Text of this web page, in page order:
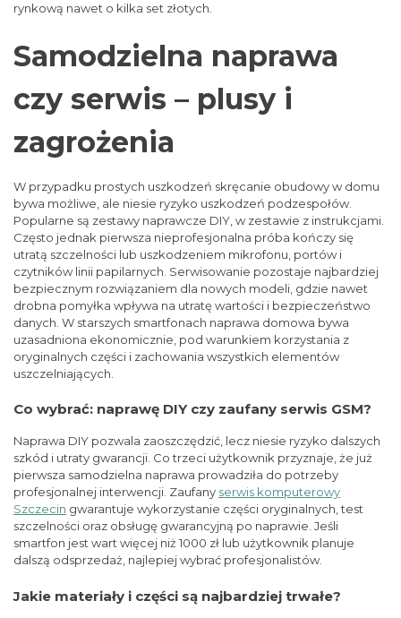
rynkową nawet o kilka set złotych.
Samodzielna naprawa
czy serwis – plusy i
zagrożenia
W przypadku prostych uszkodzeń skręcanie obudowy w domu
bywa możliwe, ale niesie ryzyko uszkodzeń podzespołów.
Popularne są zestawy naprawcze DIY, w zestawie z instrukcjami.
Często jednak pierwsza nieprofesjonalna próba kończy się
utratą szczelności lub uszkodzeniem mikrofonu, portów i
czytników linii papilarnych. Serwisowanie pozostaje najbardziej
bezpiecznym rozwiązaniem dla nowych modeli, gdzie nawet
drobna pomyłka wpływa na utratę wartości i bezpieczeństwo
danych. W starszych smartfonach naprawa domowa bywa
uzasadniona ekonomicznie, pod warunkiem korzystania z
oryginalnych części i zachowania wszystkich elementów
uszczelniających.
Co wybrać: naprawę DIY czy zaufany serwis GSM?
Naprawa DIY pozwala zaoszczędzić, lecz niesie ryzyko dalszych
szkód i utraty gwarancji. Co trzeci użytkownik przyznaje, że już
pierwsza samodzielna naprawa prowadziła do potrzeby
profesjonalnej interwencji. Zaufany serwis komputerowy
Szczecin gwarantuje wykorzystanie części oryginalnych, test
szczelności oraz obsługę gwarancyjną po naprawie. Jeśli
smartfon jest wart więcej niż 1000 zł lub użytkownik planuje
dalszą odsprzedaż, najlepiej wybrać profesjonalistów.
Jakie materiały i części są najbardziej trwałe?